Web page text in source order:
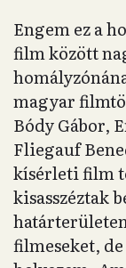
Engem ez a
film között
magyar
Bódy Gábor,
Fliegauf
kísérleti film
kisasszéztak
filmeseket,